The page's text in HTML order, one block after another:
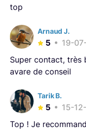
top
Arnaud J.
5
19-
Super contact, très
avare de conseil
Tarik B.
5
15-
Top ! Je